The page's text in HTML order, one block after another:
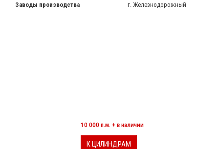
Заводы производства г. Железнодорожный
10 000 п.м. + в наличии
К ЦИЛИНДРАМ